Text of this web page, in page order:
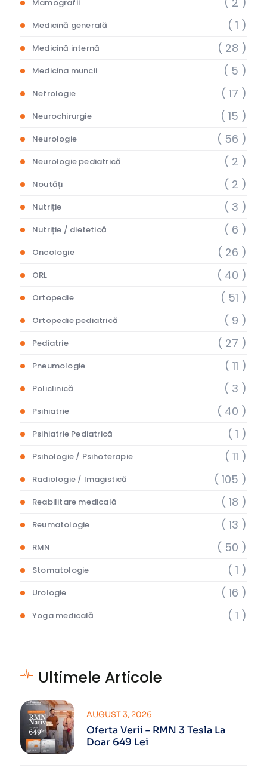
Mamografii
Medicină generală ( 1 )
Medicină internă ( 28 )
Medicina muncii ( 5 )
Nefrologie ( 17 )
Neurochirurgie ( 15 )
Neurologie ( 56 )
Neurologie pediatrică ( 2 )
Noutăți ( 2 )
Nutriție ( 3 )
Nutriție / dietetică ( 6 )
Oncologie ( 26 )
ORL ( 40 )
Ortopedie ( 51 )
Ortopedie pediatrică ( 9 )
Pediatrie ( 27 )
Pneumologie ( 11 )
Policlinică ( 3 )
Psihiatrie ( 40 )
Psihiatrie Pediatrică ( 1 )
Psihologie / Psihoterapie ( 11 )
Radiologie / Imagistică ( 105 )
Reabilitare medicală ( 18 )
Reumatologie ( 13 )
RMN ( 50 )
Stomatologie ( 1 )
Urologie ( 16 )
Yoga medicală ( 1 )
Ultimele Articole
Oferta Verii – RMN 3 Tesla La
Doar 649 Lei
AUGUST 3, 2026